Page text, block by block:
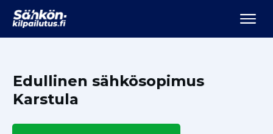
Edullinen sähkösopimus
Karstula